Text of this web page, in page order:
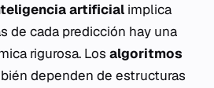
artificial implica
de cada predicción hay una
rigurosa. Los algoritmos
dependen de estructuras